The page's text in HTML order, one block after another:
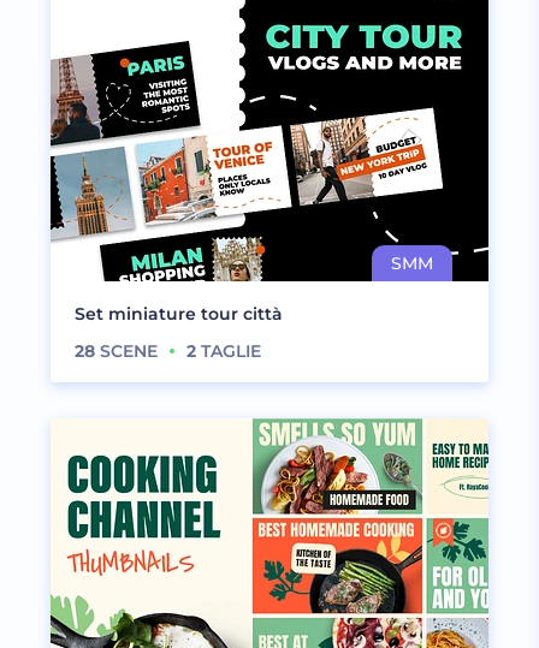
Set miniature tour città
28 SCENE 2 TAGLIE